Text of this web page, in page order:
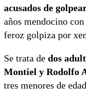
acusados de
años mendocino
feroz golpiza por
Se trata de dos
Montiel y Rodolfo
tres menores de